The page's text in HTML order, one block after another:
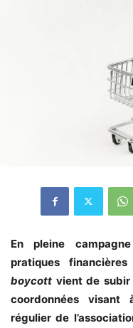
En pleine
pratiques
boycott vient de subir
coordonnées visant
régulier de